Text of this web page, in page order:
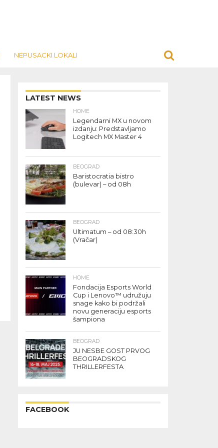
NEPUSACKI LOKALI
LATEST NEWS
HOME
Legendarni MX u novom
izdanju: Predstavljamo
Logitech MX Master 4
BEOGRAD
Baristocratia bistro
(bulevar) – od 08h
BEOGRAD
Ultimatum – od 08:30h
(Vračar)
HOME
Fondacija Esports World
Cup i Lenovo™ udružuju
snage kako bi podržali
novu generaciju esports
šampiona
BEOGRAD
JU NESBE GOST PRVOG
BEOGRADSKOG
THRILLERFESTA
FACEBOOK